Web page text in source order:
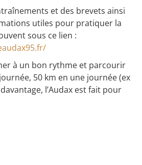
et des brevets ainsi
utiles pour pratiquer la
sous ce lien :
à un bon rythme et parcourir
50 km en une journée (ex
l’Audax est fait pour